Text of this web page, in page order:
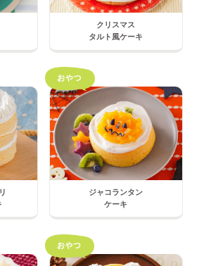
クリスマス
タルト風ケーキ
ジャコランタン
ケーキ